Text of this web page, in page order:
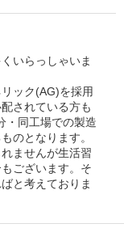
いらっしゃいま
ック(AG)を採用
されている方も
・同工場での製造
のとなります。
ませんが生活習
ございます。そ
と考えておりま